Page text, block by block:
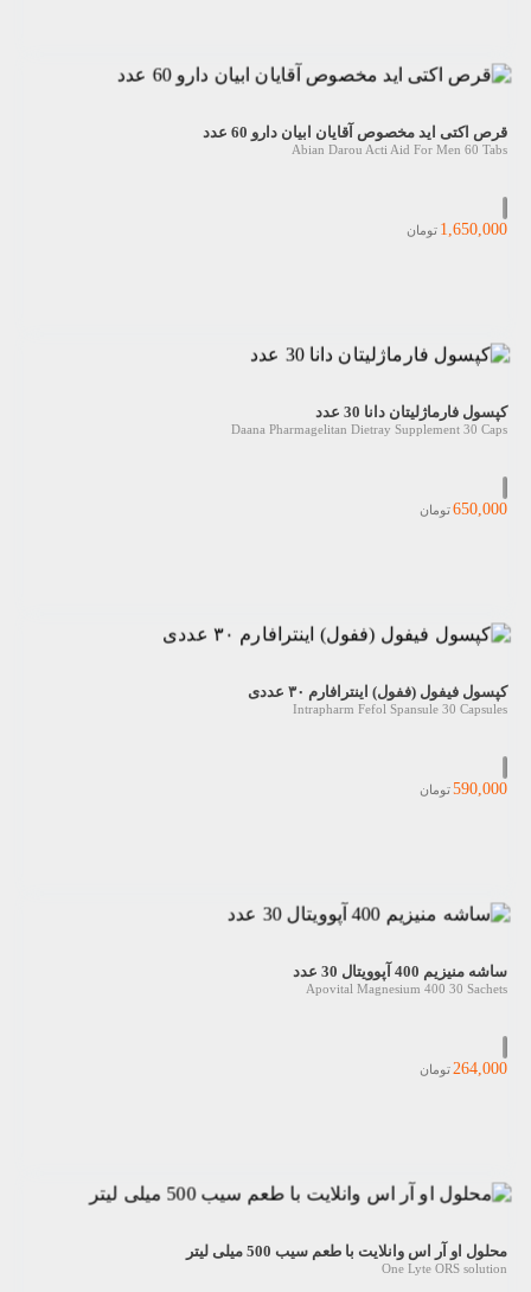
قرص اکتی اید مخصوص آقایان ابیان دارو 60 عدد
Abian Darou Acti Aid For Men 60 Tabs
1,650,000 تومان
کپسول فارماژلیتان دانا 30 عدد
Daana Pharmagelitan Dietray Supplement 30 Caps
650,000تومان
کپسول فیفول (ففول) اینترافارم ۳۰ عددی
Intrapharm Fefol Spansule 30 Capsules
590,000تومان
ساشه منیزیم 400 آپوویتال 30 عدد
Apovital Magnesium 400 30 Sachets
264,000تومان
محلول او آر اس وانلایت با طعم سیب 500 میلی لیتر
One Lyte ORS solution